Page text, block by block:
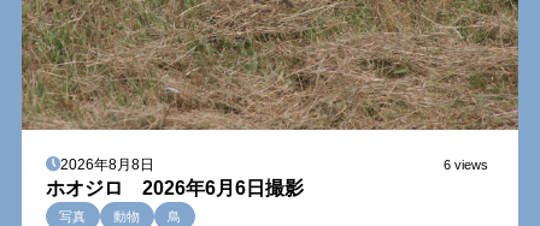
2026年8月8日 6 views
ホオジロ 2026年6月6日撮影
写真 動物 鳥